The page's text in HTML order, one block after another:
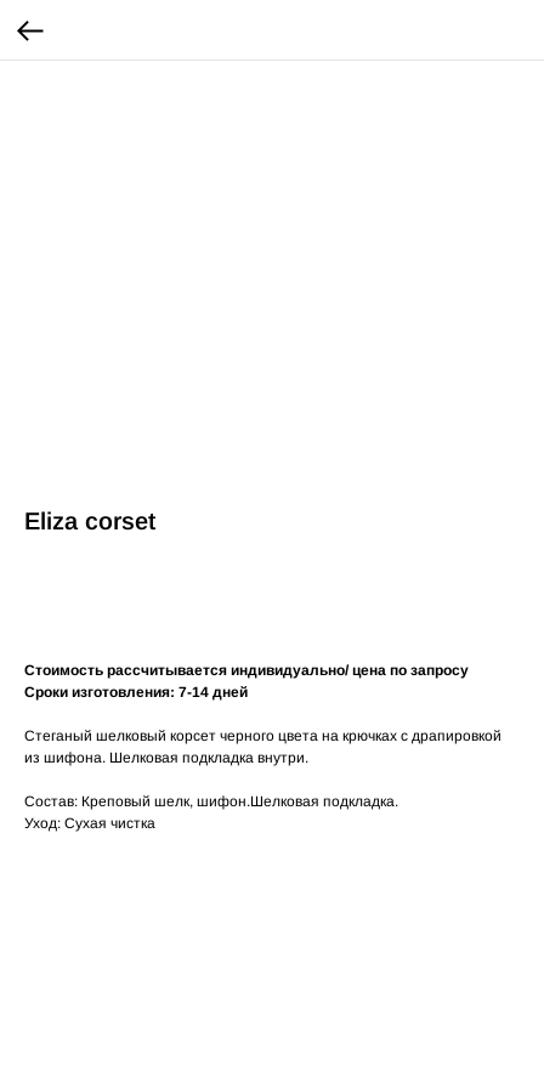
Eliza corset
Стоимость рассчитывается индивидуально/ цена по запросу
Сроки изготовления: 7-14 дней
Стеганый шелковый корсет черного цвета на крючках с драпировкой
из шифона. Шелковая подкладка внутри.
Состав: Креповый шелк, шифон.Шелковая подкладка.
Уход: Сухая чистка